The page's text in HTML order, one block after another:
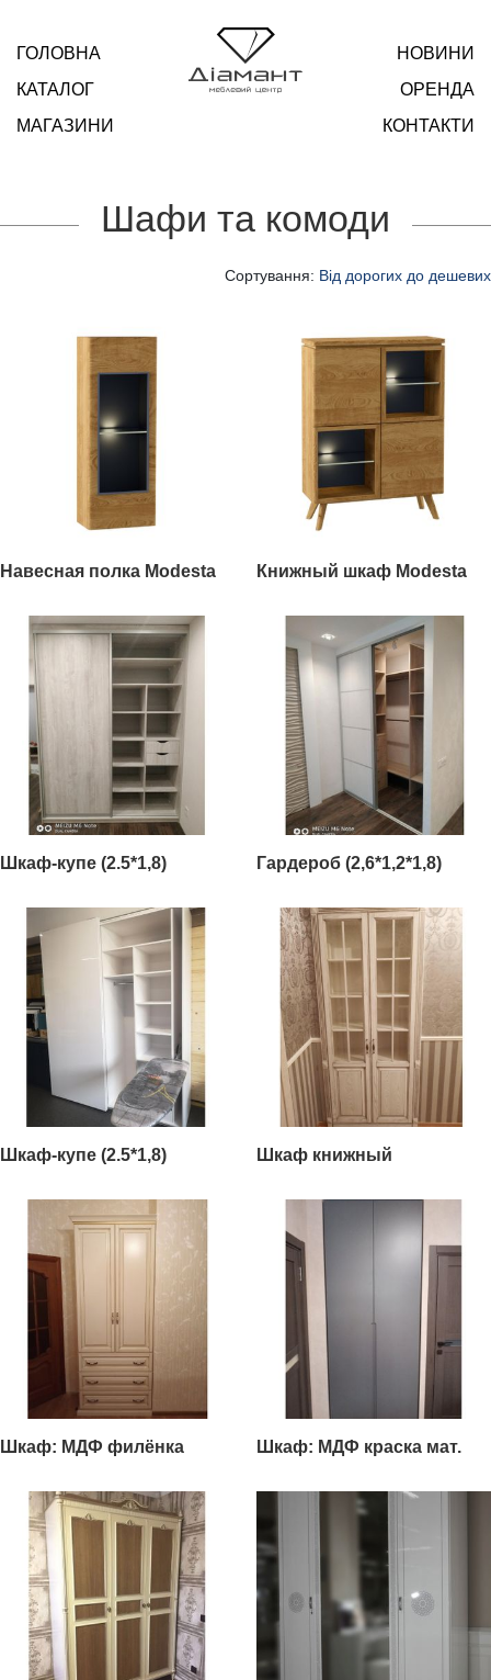
ГОЛОВНА
КАТАЛОГ
МАГАЗИНИ
НОВИНИ
ОРЕНДА
КОНТАКТИ
Шафи та комоди
Сортування: Від дорогих до дешевих
Навесная полка Modesta Книжный шкаф Modesta
Шкаф-купе (2.5*1,8) Гардероб (2,6*1,2*1,8)
Шкаф-купе (2.5*1,8) Шкаф книжный
Шкаф: МДФ филёнка Шкаф: МДФ краска мат.